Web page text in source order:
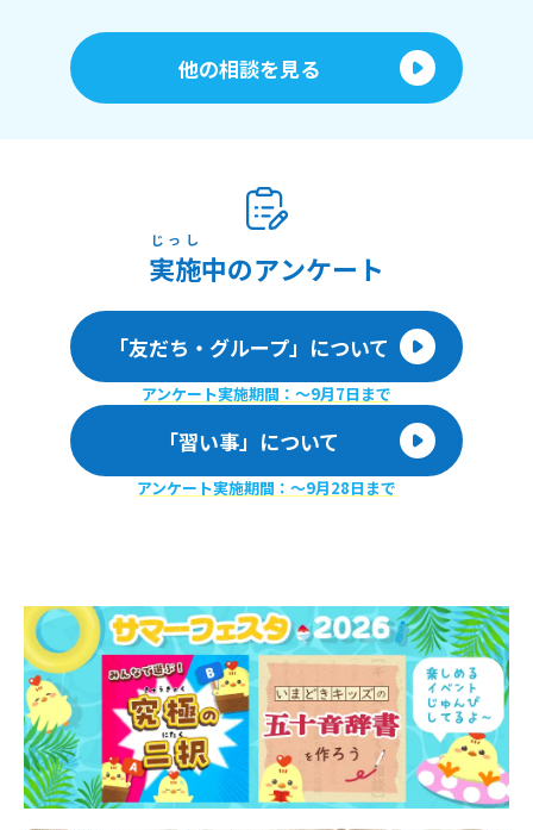
他の相談を見る
実施
じっし
中のアンケート
「友だち・グループ」について
アンケート実施期間：〜9月7日まで
「習い事」について
アンケート実施期間：〜9月28日まで